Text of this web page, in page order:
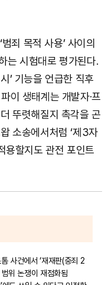
죄 목적 사용’ 사이의
는 시험대로 평가된다.
’ 기능을 언급한 직후
이 생태계는 개발자·프
뚜렷해질지 촉각을 곤
소송에서처럼 ‘제3자
용할지도 관전 포인트
사건에서 ‘재재판(중죄 2
위 논쟁이 재점화됨